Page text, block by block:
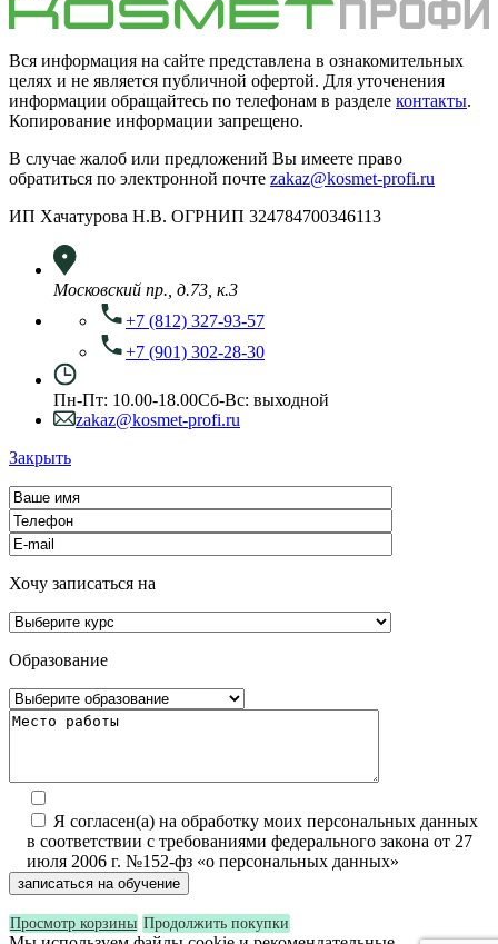
Вся информация на сайте представлена в ознакомительных
целях и не является публичной офертой. Для уточенения
информации обращайтесь по телефонам в разделе контакты.
Копирование информации запрещено.
В случае жалоб или предложений Вы имеете право
обратиться по электронной почте zakaz@kosmet-profi.ru
ИП Хачатурова Н.В. ОГРНИП 324784700346113
Московский пр., д.73, к.3
+7 (812) 327-93-57
+7 (901) 302-28-30
Пн-Пт: 10.00-18.00Сб-Вс: выходной
zakaz@kosmet-profi.ru
Закрыть
Хочу записаться на
Образование
Я согласен(а) на обработку моих персональных данных
в соответствии с требованиями федерального закона от 27
июля 2006 г. №152-фз «о персональных данных»
Просмотр корзины Продолжить покупки